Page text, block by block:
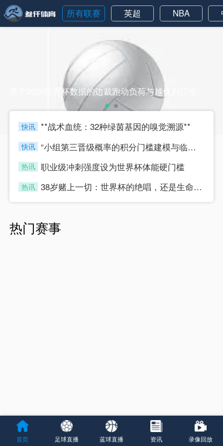
所有联赛 英超 NBA
快讯
**战术血统：32种绿茵基因的嗅觉溯源**
快讯
“小组第三晋级概率的积分门槛建模与临界值判定研究”
热讯 职业级冲刺强度设为世界杯体能硬门槛
热讯
38岁赌上一切：世界杯的绝唱，还是生命的最后冲刺？
热门赛事
首页 足球直播 蓝球直播 资讯 录像回放